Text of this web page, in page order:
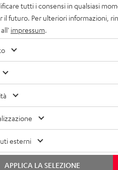
5
4
3
0
tutti i consensi in qualsiasi
il futuro. Per ulteriori informazioni,
impressum
esterni
APPLICA LA SELEZIONE